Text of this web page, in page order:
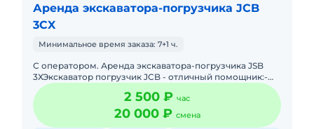
Аренда экскаватора-погрузчика JCB
3CX
Минимальное время заказа: 7+1 ч.
С оператором. Аренда экскаватора-погрузчика JSB
3ХЭкскаватор погрузчик JCB - отличный помощник:-
Погрузка и выгрузка различных видов грузов;- Чистка
снега, убор
2 500 ₽ час
20 000 ₽ смена